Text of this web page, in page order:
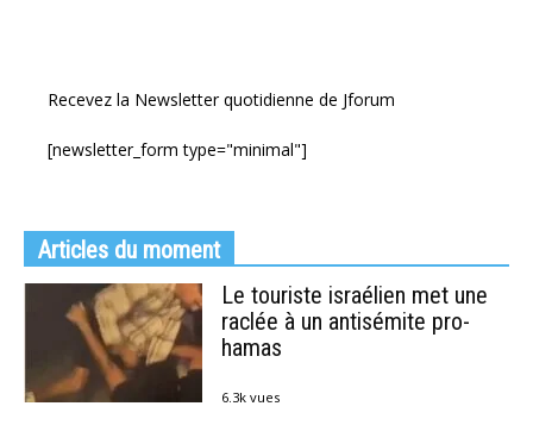
Recevez la Newsletter quotidienne de Jforum
[newsletter_form type="minimal"]
Articles du moment
Le touriste israélien met une
raclée à un antisémite pro-
hamas
6.3k vues